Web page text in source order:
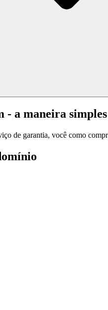
- a maneira
de garantia, você como